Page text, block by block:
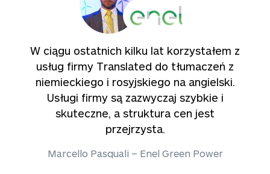
W ciągu ostatnich kilku lat korzystałem z
usług firmy Translated do tłumaczeń z
niemieckiego i rosyjskiego na angielski.
Usługi firmy są zazwyczaj szybkie i
skuteczne, a struktura cen jest
przejrzysta.
Marcello Pasquali – Enel Green Power